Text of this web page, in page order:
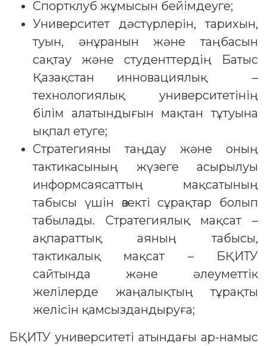
Спортклуб жұмысын бейімдеуге;
Университет дәстүрлерін, тарихын,
туын, әнұранын және таңбасын
сақтау және студенттердің Батыс
Қазақстан инновациялық –
технологиялық университетінің
білім алатындығын мақтан тұтуына
ықпал етуге;
Стратегияны таңдау және оның
тактикасының жүзеге асырылуы
информсаясаттың мақсатының
табысы үшін өзекті сұрақтар болып
табылады. Стратегиялық мақсат –
ақпараттық аяның табысы,
тактикалық мақсат – БҚИТУ
сайтында және әлеуметтік
желілерде жаңалықтың тұрақты
желісін қамсыздандыруға;
БҚИТУ университеті атындағы ар-намыс